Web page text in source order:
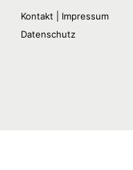
Kontakt | Impressum
Datenschutz